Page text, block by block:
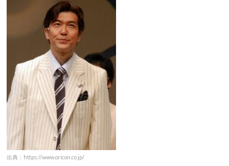
出典：https://www.oricon.co.jp/